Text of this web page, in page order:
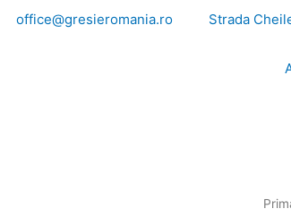
office@gresieromania.ro Strada